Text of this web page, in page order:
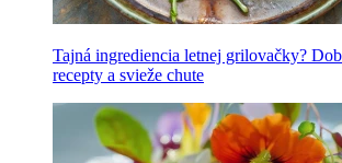
Tajná ingrediencia letnej grilovačky?
recepty a svieže chute